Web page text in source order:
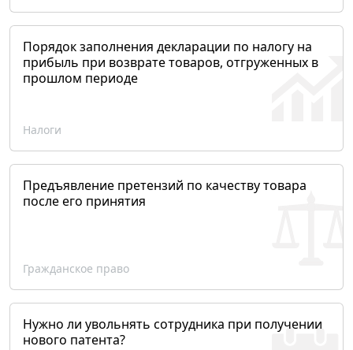
Порядок заполнения декларации по налогу на
прибыль при возврате товаров, отгруженных в
прошлом периоде
Налоги
Предъявление претензий по качеству товара
после его принятия
Гражданское право
Нужно ли увольнять сотрудника при получении
нового патента?